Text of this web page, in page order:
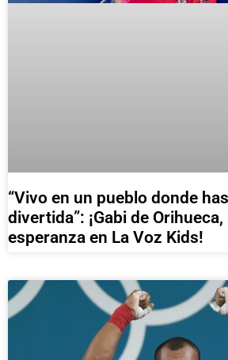
“Vivo en un pueblo donde
divertida”: ¡Gabi de
esperanza en La Voz Kids!